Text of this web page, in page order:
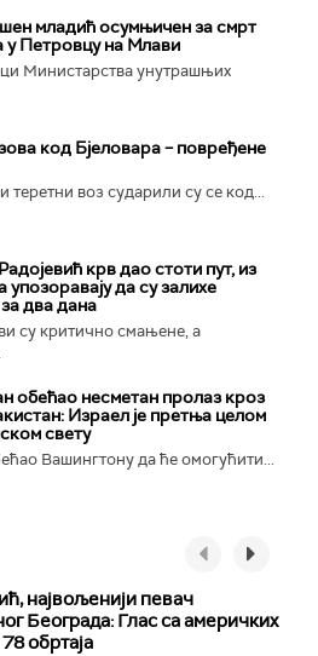
младић осумњичен за смрт
у Петровцу на Млави
Министарства унутрашњих
код Бјеловара – повређене
теретни воз сударили су се код...
крв дао стоти пут, из
упозоравају да су залихе
два дана
су критично смањене, а
обећао несметан пролаз кроз
Израел је претња целом
свету
Вашингтону да ће омогућити...
највољенији певач
Београда: Глас са америчких
обртаја